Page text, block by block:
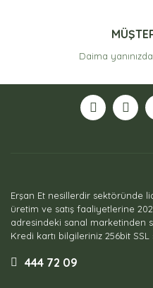
Daima
Erşan Et nesillerdir sektöründe
üretim ve satış faaliyetlerine
adresindeki sanal marketinden
Kredi kartı bilgileriniz 256bit
444 72 09